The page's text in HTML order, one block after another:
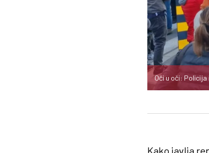
Oči u oči:
Kako javlja